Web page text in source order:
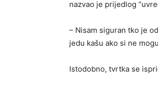
nazvao je prijedlog
– Nisam siguran tko je
jedu kašu ako si ne
Istodobno, tvrtka se